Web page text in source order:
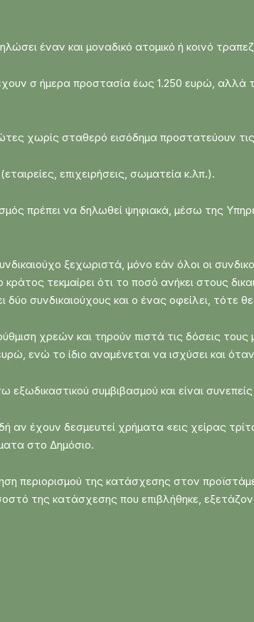
έναν και μοναδικό ατομικό ή κοινό
σ ήμερα προστασία έως 1.250 ευρώ,
χωρίς σταθερό εισόδημα προστατεύουν
επιχειρήσεις, σωματεία κ.λπ.).
πρέπει να δηλωθεί ψηφιακά, μέσω της
ξεχωριστά, μόνο εάν όλοι οι
τεκμαίρει ότι το ποσό ανήκει στους
συνδικαιούχους και ο ένας οφείλει, τότε
χρεών και τηρούν πιστά τις δόσεις
ενώ το ίδιο αναμένεται να ισχύσει και
εξωδικαστικού συμβιβασμού και είναι
αν έχουν δεσμευτεί χρήματα «εις χείρας
στο Δημόσιο.
περιορισμού της κατάσχεσης στον
της κατάσχεσης που επιβλήθηκε,